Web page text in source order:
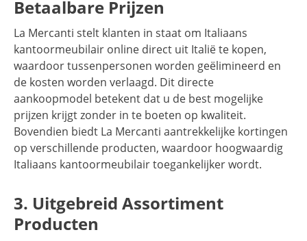
Betaalbare Prijzen
La Mercanti stelt klanten in staat om Italiaans
kantoormeubilair online direct uit Italië te kopen,
waardoor tussenpersonen worden geëlimineerd en
de kosten worden verlaagd. Dit directe
aankoopmodel betekent dat u de best mogelijke
prijzen krijgt zonder in te boeten op kwaliteit.
Bovendien biedt La Mercanti aantrekkelijke kortingen
op verschillende producten, waardoor hoogwaardig
Italiaans kantoormeubilair toegankelijker wordt.
3. Uitgebreid Assortiment
Producten